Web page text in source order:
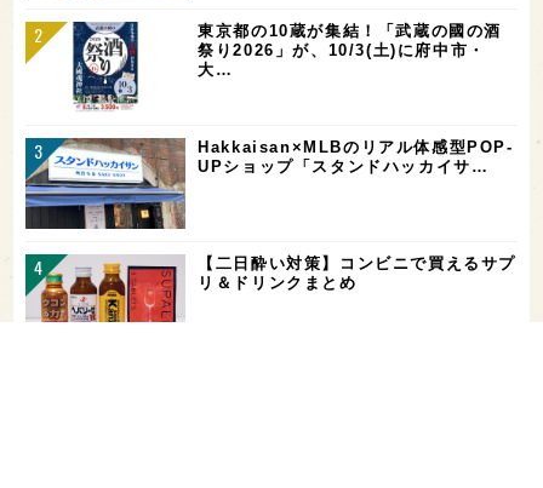
東京都の10蔵が集結！「武蔵の國の酒
祭り2026」が、10/3(土)に府中市・
大…
Hakkaisan×MLBのリアル体感型POP-
UPショップ「スタンドハッカイサ…
【二日酔い対策】コンビニで買えるサプ
リ＆ドリンクまとめ